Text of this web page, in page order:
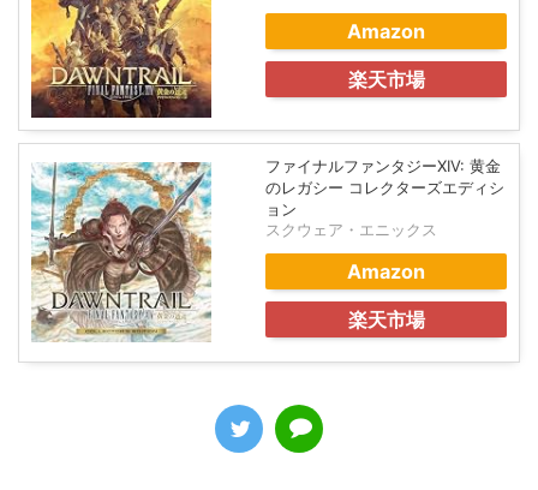
Amazon
楽天市場
ファイナルファンタジーXIV: 黄金
のレガシー コレクターズエディシ
ョン
スクウェア・エニックス
Amazon
楽天市場